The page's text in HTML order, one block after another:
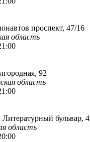
проспект, 47/16
область
92
область
бульвар, 4
область